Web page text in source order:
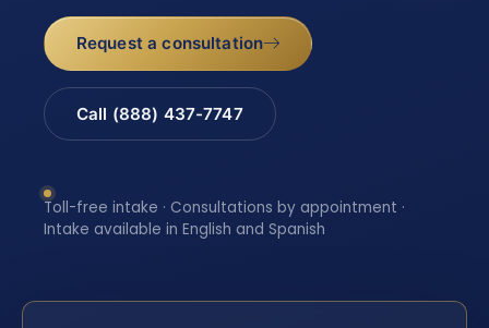
Request a consultation
Call (888) 437-7747
Toll-free intake · Consultations by appointment ·
Intake available in English and Spanish